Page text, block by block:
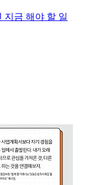
지금 해야 할 일